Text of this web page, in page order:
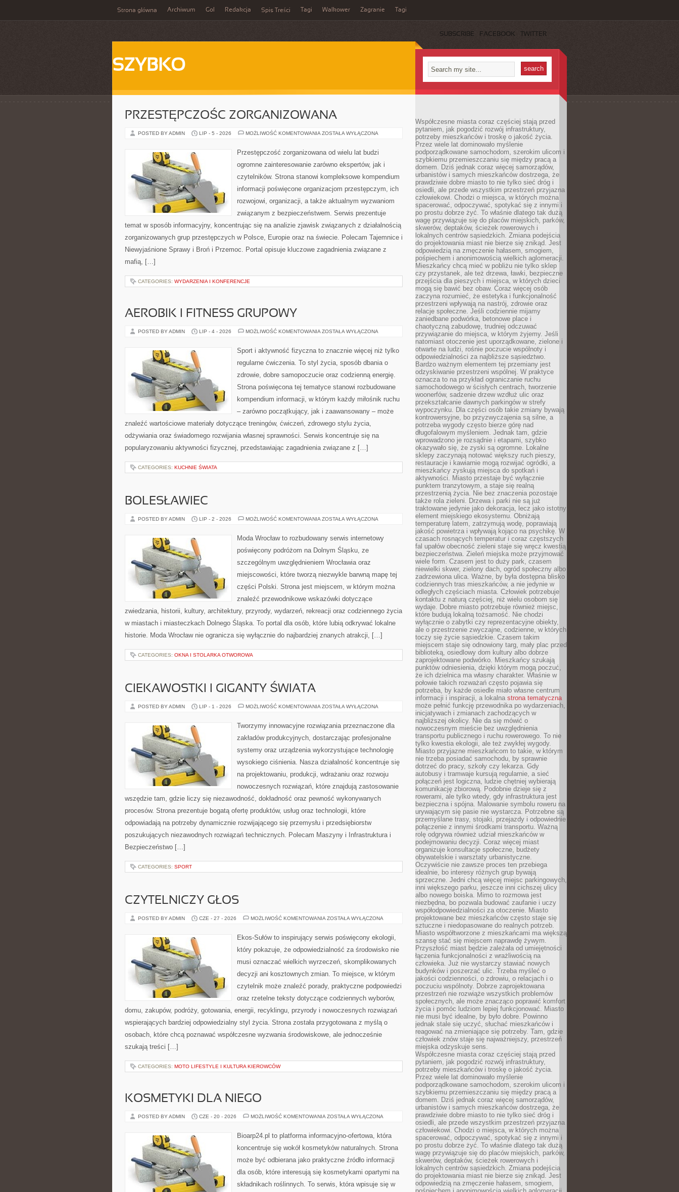
Strona główna Archiwum Gol Redakcja Spis Treści Tagi Walkower Zagranie Tagi
SUBSCRIBE FACEBOOK TWITTER
SZYBKO
PRZESTĘPCZOŚC ZORGANIZOWANA
POSTED BY ADMIN LIP - 5 - 2026 MOŻLIWOŚĆ KOMENTOWANIA PRZESTĘPCZOŚC
ZOSTAŁA WYŁĄCZONA
Przestępczość zorganizowana od wielu lat budzi
ogromne zainteresowanie zarówno ekspertów, jak i
czytelników. Strona stanowi kompleksowe kompendium
informacji poświęcone organizacjom przestępczym, ich
rozwojowi, organizacji, a także aktualnym wyzwaniom
związanym z bezpieczeństwem. Serwis prezentuje
temat w sposób informacyjny, koncentrując się na analizie zjawisk związanych z działalnością
zorganizowanych grup przestępczych w Polsce, Europie oraz na świecie. Polecam Tajemnice i
Niewyjaśnione Sprawy i Broń i Przemoc. Portal opisuje kluczowe zagadnienia związane z
mafią, […]
CATEGORIES: WYDARZENIA I KONFERENCJE
AEROBIK I FITNESS GRUPOWY
POSTED BY ADMIN LIP - 4 - 2026 MOŻLIWOŚĆ KOMENTOWANIA AEROBIK
GRUPOWY
ZOSTAŁA WYŁĄCZONA
Sport i aktywność fizyczna to znacznie więcej niż tylko
regularne ćwiczenia. To styl życia, sposób dbania o
zdrowie, dobre samopoczucie oraz codzienną energię.
Strona poświęcona tej tematyce stanowi rozbudowane
kompendium informacji, w którym każdy miłośnik ruchu
– zarówno początkujący, jak i zaawansowany – może
znaleźć wartościowe materiały dotyczące treningów, ćwiczeń, zdrowego stylu życia,
odżywiania oraz świadomego rozwijania własnej sprawności. Serwis koncentruje się na
popularyzowaniu aktywności fizycznej, przedstawiając zagadnienia związane z […]
CATEGORIES: KUCHNIE ŚWIATA
BOLESŁAWIEC
POSTED BY ADMIN LIP - 2 - 2026 MOŻLIWOŚĆ KOMENTOWANIA BOLESŁAWIEC
ZOSTAŁA WYŁĄCZONA
Moda Wrocław to rozbudowany serwis internetowy
poświęcony podróżom na Dolnym Śląsku, ze
szczególnym uwzględnieniem Wrocławia oraz
miejscowości, które tworzą niezwykle barwną mapę tej
części Polski. Strona jest miejscem, w którym można
znaleźć przewodnikowe wskazówki dotyczące
zwiedzania, historii, kultury, architektury, przyrody, wydarzeń, rekreacji oraz codziennego życia
w miastach i miasteczkach Dolnego Śląska. To portal dla osób, które lubią odkrywać lokalne
historie. Moda Wrocław nie ogranicza się wyłącznie do najbardziej znanych atrakcji, […]
CATEGORIES: OKNA I STOLARKA OTWOROWA
CIEKAWOSTKI I GIGANTY ŚWIATA
POSTED BY ADMIN LIP - 1 - 2026 MOŻLIWOŚĆ KOMENTOWANIA CIEKAWOSTKI
ŚWIATA
ZOSTAŁA WYŁĄCZONA
Tworzymy innowacyjne rozwiązania przeznaczone dla
zakładów produkcyjnych, dostarczając profesjonalne
systemy oraz urządzenia wykorzystujące technologię
wysokiego ciśnienia. Nasza działalność koncentruje się
na projektowaniu, produkcji, wdrażaniu oraz rozwoju
nowoczesnych rozwiązań, które znajdują zastosowanie
wszędzie tam, gdzie liczy się niezawodność, dokładność oraz pewność wykonywanych
procesów. Strona prezentuje bogatą ofertę produktów, usług oraz technologii, które
odpowiadają na potrzeby dynamicznie rozwijającego się przemysłu i przedsiębiorstw
poszukujących niezawodnych rozwiązań technicznych. Polecam Maszyny i Infrastruktura i
Bezpieczeństwo […]
CATEGORIES: SPORT
CZYTELNICZY GŁOS
POSTED BY ADMIN CZE - 27 - 2026 MOŻLIWOŚĆ KOMENTOWANIA CZYTELNICZY
ZOSTAŁA WYŁĄCZONA
Ekos-Sułów to inspirujący serwis poświęcony ekologii,
który pokazuje, że odpowiedzialność za środowisko nie
musi oznaczać wielkich wyrzeczeń, skomplikowanych
decyzji ani kosztownych zmian. To miejsce, w którym
czytelnik może znaleźć porady, praktyczne podpowiedzi
oraz rzetelne teksty dotyczące codziennych wyborów,
domu, zakupów, podróży, gotowania, energii, recyklingu, przyrody i nowoczesnych rozwiązań
wspierających bardziej odpowiedzialny styl życia. Strona została przygotowana z myślą o
osobach, które chcą poznawać współczesne wyzwania środowiskowe, ale jednocześnie
szukają treści […]
CATEGORIES: MOTO LIFESTYLE I KULTURA KIEROWCÓW
KOSMETYKI DLA NIEGO
POSTED BY ADMIN CZE - 20 - 2026 MOŻLIWOŚĆ KOMENTOWANIA KOSMETYKI
ZOSTAŁA WYŁĄCZONA
Bioarp24.pl to platforma informacyjno-ofertowa, która
koncentruje się wokół kosmetyków naturalnych. Strona
może być odbierana jako praktyczne źródło informacji
dla osób, które interesują się kosmetykami opartymi na
składnikach roślinnych. To serwis, która wpisuje się w
Współczesne miasta coraz częściej stają przed
pytaniem, jak pogodzić rozwój infrastruktury,
potrzeby mieszkańców i troskę o jakość życia.
Przez wiele lat dominowało myślenie
podporządkowane samochodom, szerokim ulicom i
szybkiemu przemieszczaniu się między pracą a
domem. Dziś jednak coraz więcej samorządów,
urbanistów i samych mieszkańców dostrzega, że
prawdziwie dobre miasto to nie tylko sieć dróg i
osiedli, ale przede wszystkim przestrzeń przyjazna
człowiekowi. Chodzi o miejsca, w których można
spacerować, odpoczywać, spotykać się z innymi i
po prostu dobrze żyć. To właśnie dlatego tak dużą
wagę przywiązuje się do placów miejskich, parków,
skwerów, deptaków, ścieżek rowerowych i
lokalnych centrów sąsiedzkich. Zmiana podejścia
do projektowania miast nie bierze się znikąd. Jest
odpowiedzią na zmęczenie hałasem, smogiem,
pośpiechem i anonimowością wielkich aglomeracji.
Mieszkańcy chcą mieć w pobliżu nie tylko sklep
czy przystanek, ale też drzewa, ławki, bezpieczne
przejścia dla pieszych i miejsca, w których dzieci
mogą się bawić bez obaw. Coraz więcej osób
zaczyna rozumieć, że estetyka i funkcjonalność
przestrzeni wpływają na nastrój, zdrowie oraz
relacje społeczne. Jeśli codziennie mijamy
zaniedbane podwórka, betonowe place i
chaotyczną zabudowę, trudniej odczuwać
przywiązanie do miejsca, w którym żyjemy. Jeśli
natomiast otoczenie jest uporządkowane, zielone i
otwarte na ludzi, rośnie poczucie wspólnoty i
odpowiedzialności za najbliższe sąsiedztwo.
Bardzo ważnym elementem tej przemiany jest
odzyskiwanie przestrzeni wspólnej. W praktyce
oznacza to na przykład ograniczanie ruchu
samochodowego w ścisłych centrach, tworzenie
woonerfów, sadzenie drzew wzdłuż ulic oraz
przekształcanie dawnych parkingów w strefy
wypoczynku. Dla części osób takie zmiany bywają
kontrowersyjne, bo przyzwyczajenia są silne, a
potrzeba wygody często bierze górę nad
długofalowym myśleniem. Jednak tam, gdzie
wprowadzono je rozsądnie i etapami, szybko
okazywało się, że zyski są ogromne. Lokalne
sklepy zaczynają notować większy ruch pieszy,
restauracje i kawiarnie mogą rozwijać ogródki, a
mieszkańcy zyskują miejsca do spotkań i
aktywności. Miasto przestaje być wyłącznie
punktem tranzytowym, a staje się realną
przestrzenią życia. Nie bez znaczenia pozostaje
także rola zieleni. Drzewa i parki nie są już
traktowane jedynie jako dekoracja, lecz jako istotny
element miejskiego ekosystemu. Obniżają
temperaturę latem, zatrzymują wodę, poprawiają
jakość powietrza i wpływają kojąco na psychikę. W
czasach rosnących temperatur i coraz częstszych
fal upałów obecność zieleni staje się wręcz kwestią
bezpieczeństwa. Zieleń miejska może przyjmować
wiele form. Czasem jest to duży park, czasem
niewielki skwer, zielony dach, ogród społeczny albo
zadrzewiona ulica. Ważne, by była dostępna blisko
codziennych tras mieszkańców, a nie jedynie w
odległych częściach miasta. Człowiek potrzebuje
kontaktu z naturą częściej, niż wielu osobom się
wydaje. Dobre miasto potrzebuje również miejsc,
które budują lokalną tożsamość. Nie chodzi
wyłącznie o zabytki czy reprezentacyjne obiekty,
ale o przestrzenie zwyczajne, codzienne, w których
toczy się życie sąsiedzkie. Czasem takim
miejscem staje się odnowiony targ, mały plac przed
biblioteką, osiedlowy dom kultury albo dobrze
zaprojektowane podwórko. Mieszkańcy szukają
punktów odniesienia, dzięki którym mogą poczuć,
że ich dzielnica ma własny charakter. Właśnie w
połowie takich rozważań często pojawia się
potrzeba, by każde osiedle miało własne centrum
informacji i inspiracji, a lokalna strona tematyczna
może pełnić funkcję przewodnika po wydarzeniach,
inicjatywach i zmianach zachodzących w
najbliższej okolicy. Nie da się mówić o
nowoczesnym mieście bez uwzględnienia
transportu publicznego i ruchu rowerowego. To nie
tylko kwestia ekologii, ale też zwykłej wygody.
Miasto przyjazne mieszkańcom to takie, w którym
nie trzeba posiadać samochodu, by sprawnie
dotrzeć do pracy, szkoły czy lekarza. Gdy
autobusy i tramwaje kursują regularnie, a sieć
połączeń jest logiczna, ludzie chętniej wybierają
komunikację zbiorową. Podobnie dzieje się z
rowerami, ale tylko wtedy, gdy infrastruktura jest
bezpieczna i spójna. Malowanie symbolu roweru na
urywającym się pasie nie wystarcza. Potrzebne są
przemyślane trasy, stojaki, przejazdy i odpowiednie
połączenie z innymi środkami transportu. Ważną
rolę odgrywa również udział mieszkańców w
podejmowaniu decyzji. Coraz więcej miast
organizuje konsultacje społeczne, budżety
obywatelskie i warsztaty urbanistyczne.
Oczywiście nie zawsze proces ten przebiega
idealnie, bo interesy różnych grup bywają
sprzeczne. Jedni chcą więcej miejsc parkingowych,
inni większego parku, jeszcze inni cichszej ulicy
albo nowego boiska. Mimo to rozmowa jest
niezbędna, bo pozwala budować zaufanie i uczy
współodpowiedzialności za otoczenie. Miasto
projektowane bez mieszkańców często staje się
sztuczne i niedopasowane do realnych potrzeb.
Miasto współtworzone z mieszkańcami ma większą
szansę stać się miejscem naprawdę żywym.
Przyszłość miast będzie zależała od umiejętności
łączenia funkcjonalności z wrażliwością na
człowieka. Już nie wystarczy stawiać nowych
budynków i poszerzać ulic. Trzeba myśleć o
jakości codzienności, o zdrowiu, o relacjach i o
poczuciu wspólnoty. Dobrze zaprojektowana
przestrzeń nie rozwiąże wszystkich problemów
społecznych, ale może znacząco poprawić komfort
życia i pomóc ludziom lepiej funkcjonować. Miasto
nie musi być idealne, by było dobre. Powinno
jednak stale się uczyć, słuchać mieszkańców i
reagować na zmieniające się potrzeby. Tam, gdzie
człowiek znów staje się najważniejszy, przestrzeń
miejska odzyskuje sens.
Współczesne miasta coraz częściej stają przed
pytaniem, jak pogodzić rozwój infrastruktury,
potrzeby mieszkańców i troskę o jakość życia.
Przez wiele lat dominowało myślenie
podporządkowane samochodom, szerokim ulicom i
szybkiemu przemieszczaniu się między pracą a
domem. Dziś jednak coraz więcej samorządów,
urbanistów i samych mieszkańców dostrzega, że
prawdziwie dobre miasto to nie tylko sieć dróg i
osiedli, ale przede wszystkim przestrzeń przyjazna
człowiekowi. Chodzi o miejsca, w których można
spacerować, odpoczywać, spotykać się z innymi i
po prostu dobrze żyć. To właśnie dlatego tak dużą
wagę przywiązuje się do placów miejskich, parków,
skwerów, deptaków, ścieżek rowerowych i
lokalnych centrów sąsiedzkich. Zmiana podejścia
do projektowania miast nie bierze się znikąd. Jest
odpowiedzią na zmęczenie hałasem, smogiem,